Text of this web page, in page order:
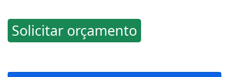
Solicitar orçamento